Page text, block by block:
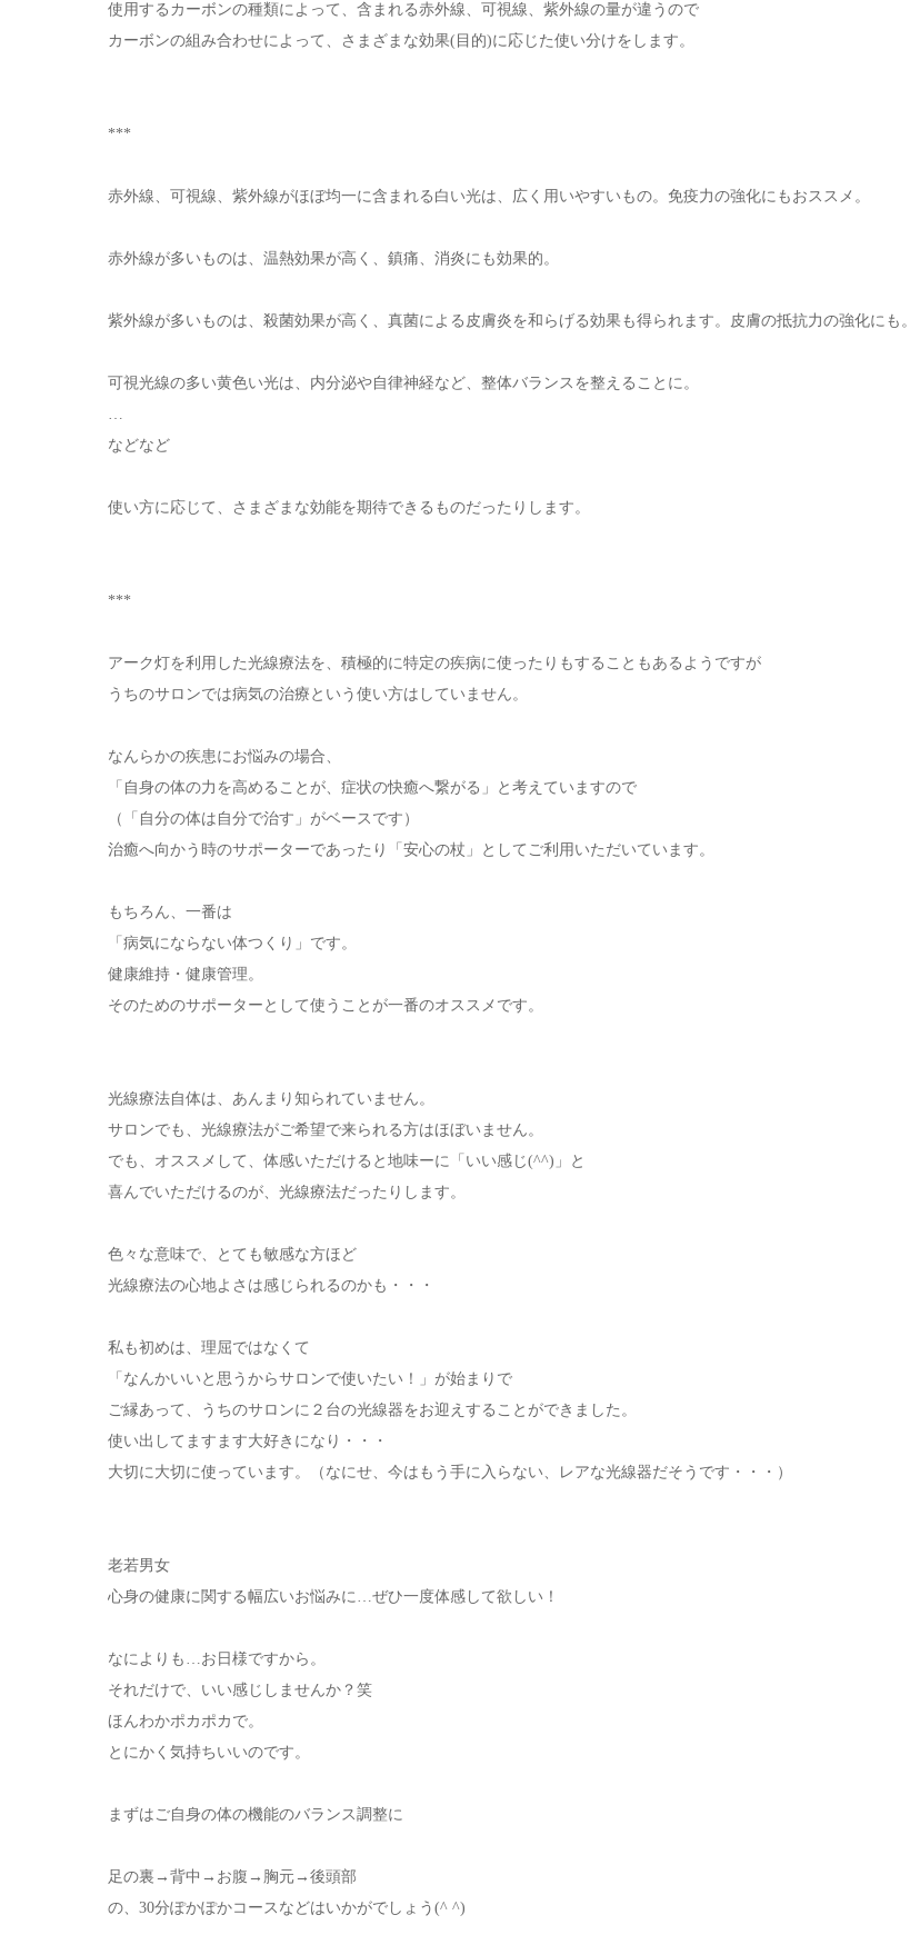
使用するカーボンの種類によって、含まれる赤外線、可視線、紫外線の量が違うので
カーボンの組み合わせによって、さまざまな効果(目的)に応じた使い分けをします。
***
赤外線、可視線、紫外線がほぼ均一に含まれる白い光は、広く用いやすいもの。免疫力の強化にもおススメ。
赤外線が多いものは、温熱効果が高く、鎮痛、消炎にも効果的。
紫外線が多いものは、殺菌効果が高く、真菌による皮膚炎を和らげる効果も得られます。皮膚の抵抗力の強化にも。
可視光線の多い黄色い光は、内分泌や自律神経など、整体バランスを整えることに。
…
などなど
使い方に応じて、さまざまな効能を期待できるものだったりします。
***
アーク灯を利用した光線療法を、積極的に特定の疾病に使ったりもすることもあるようですが
うちのサロンでは病気の治療という使い方はしていません。
なんらかの疾患にお悩みの場合、
「自身の体の力を高めることが、症状の快癒へ繋がる」と考えていますので
（「自分の体は自分で治す」がベースです）
治癒へ向かう時のサポーターであったり「安心の杖」としてご利用いただいています。
もちろん、一番は
「病気にならない体つくり」です。
健康維持・健康管理。
そのためのサポーターとして使うことが一番のオススメです。
光線療法自体は、あんまり知られていません。
サロンでも、光線療法がご希望で来られる方はほぼいません。
でも、オススメして、体感いただけると地味ーに「いい感じ(^^)」と
喜んでいただけるのが、光線療法だったりします。
色々な意味で、とても敏感な方ほど
光線療法の心地よさは感じられるのかも・・・
私も初めは、理屈ではなくて
「なんかいいと思うからサロンで使いたい！」が始まりで
ご縁あって、うちのサロンに２台の光線器をお迎えすることができました。
使い出してますます大好きになり・・・
大切に大切に使っています。（なにせ、今はもう手に入らない、レアな光線器だそうです・・・）
老若男女
心身の健康に関する幅広いお悩みに…ぜひ一度体感して欲しい！
なによりも…お日様ですから。
それだけで、いい感じしませんか？笑
ほんわかポカポカで。
とにかく気持ちいいのです。
まずはご自身の体の機能のバランス調整に
足の裏→背中→お腹→胸元→後頭部
の、30分ぽかぽかコースなどはいかがでしょう(^ ^)